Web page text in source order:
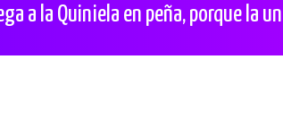
a la Quiniela en peña, porque la